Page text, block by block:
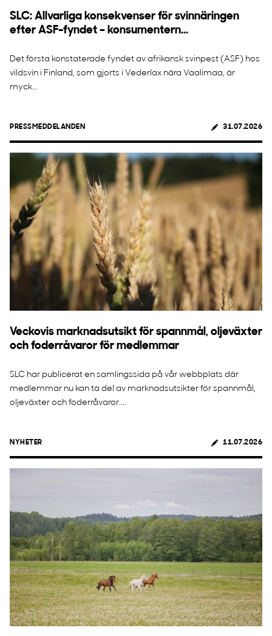
SLC: Allvarliga konsekvenser för svinnäringen
efter ASF-fyndet – konsumentern...
Det första konstaterade fyndet av afrikansk svinpest (ASF) hos
vildsvin i Finland, som gjorts i Vederlax nära Vaalimaa, är
myck...
PRESSMEDDELANDEN 31.07.2026
Veckovis marknadsutsikt för spannmål, oljeväxter
och foderråvaror för medlemmar
SLC har publicerat en samlingssida på vår webbplats där
medlemmar nu kan ta del av marknadsutsikter för spannmål,
oljeväxter och foderråvaror....
NYHETER 11.07.2026